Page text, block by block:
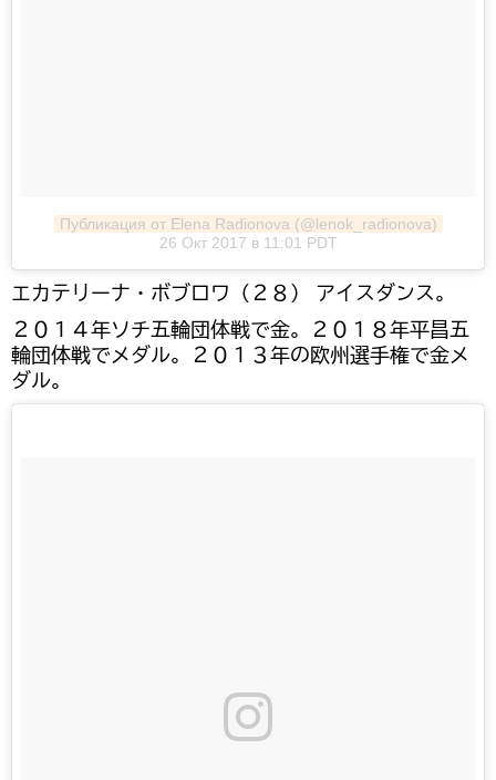
Публикация от Elena Radionova (@lenok_radionova)
26 Окт 2017 в 11:01 PDT
エカテリーナ・ボブロワ（２８） アイスダンス。
２０１４年ソチ五輪団体戦で金。２０１８年平昌五
輪団体戦でメダル。２０１３年の欧州選手権で金メ
ダル。